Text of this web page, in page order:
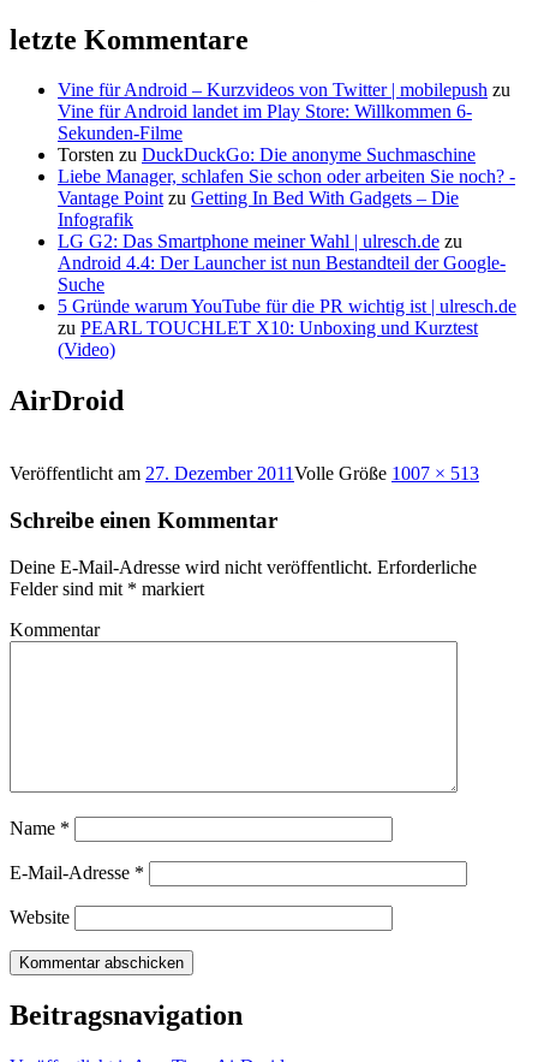
letzte Kommentare
Vine für Android – Kurzvideos von Twitter | mobilepush zu
Vine für Android landet im Play Store: Willkommen 6-
Sekunden-Filme
Torsten zu DuckDuckGo: Die anonyme Suchmaschine
Liebe Manager, schlafen Sie schon oder arbeiten Sie noch? -
Vantage Pointzu Getting In Bed With Gadgets – Die
Infografik
LG G2: Das Smartphone meiner Wahl | ulresch.de zu
Android 4.4: Der Launcher ist nun Bestandteil der Google-
Suche
5 Gründe warum YouTube für die PR wichtig ist | ulresch.de
zu PEARL TOUCHLET X10: Unboxing und Kurztest
(Video)
AirDroid
Veröffentlicht am 27. Dezember 2011Volle Größe 1007 × 513
Schreibe einen Kommentar
Deine E-Mail-Adresse wird nicht veröffentlicht. Erforderliche
Felder sind mit * markiert
Kommentar
Name *
E-Mail-Adresse *
Website
Beitragsnavigation